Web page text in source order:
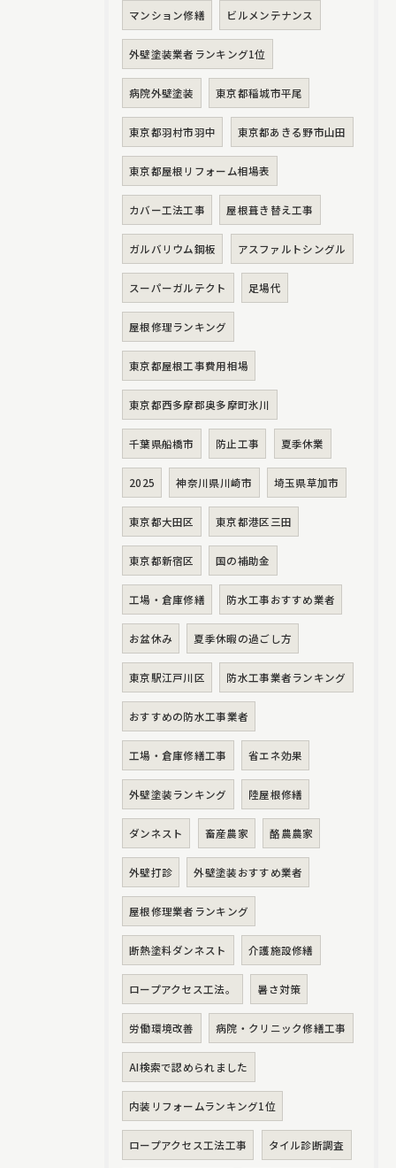
マンション修繕 ビルメンテナンス
外壁塗装業者ランキング1位
病院外壁塗装 東京都稲城市平尾
東京都羽村市羽中 東京都あきる野市山田
東京都屋根リフォーム相場表
カバー工法工事 屋根葺き替え工事
ガルバリウム鋼板 アスファルトシングル
スーパーガルテクト 足場代
屋根修理ランキング
東京都屋根工事費用相場
東京都西多摩郡奥多摩町氷川
千葉県船橋市 防止工事 夏季休業
2025 神奈川県川崎市 埼玉県草加市
東京都大田区 東京都港区三田
東京都新宿区 国の補助金
工場・倉庫修繕 防水工事おすすめ業者
お盆休み 夏季休暇の過ごし方
東京駅江戸川区 防水工事業者ランキング
おすすめの防水工事業者
工場・倉庫修繕工事 省エネ効果
外壁塗装ランキング 陸屋根修繕
ダンネスト 畜産農家 酪農農家
外壁打診 外壁塗装おすすめ業者
屋根修理業者ランキング
断熱塗料ダンネスト 介護施設修繕
ロープアクセス工法。 暑さ対策
労働環境改善 病院・クリニック修繕工事
AI検索で認められました
内装リフォームランキング1位
ロープアクセス工法工事 タイル診断調査